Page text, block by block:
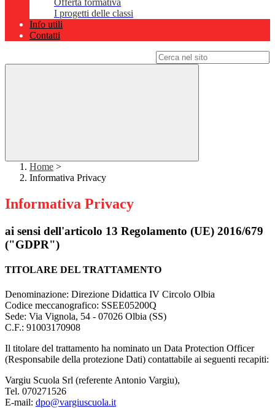
Offerta formativa
I progetti delle classi
Info utili
Contatti
Home >
Informativa Privacy
Informativa Privacy
ai sensi dell'articolo 13 Regolamento (UE) 2016/679
("GDPR")
TITOLARE DEL TRATTAMENTO
Denominazione: Direzione Didattica IV Circolo Olbia
Codice meccanografico: SSEE05200Q
Sede: Via Vignola, 54 - 07026 Olbia (SS)
C.F.: 91003170908
Il titolare del trattamento ha nominato un Data Protection Officer
(Responsabile della protezione Dati) contattabile ai seguenti recapiti:
Vargiu Scuola Srl (referente Antonio Vargiu),
Tel. 070271526
E-mail: dpo@vargiuscuola.it